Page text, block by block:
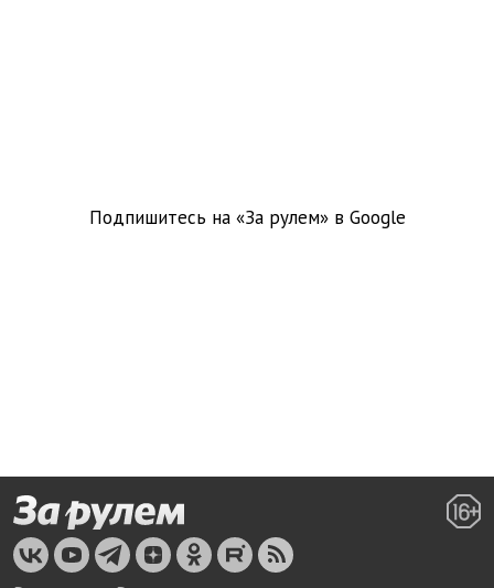
Подпишитесь на «За рулем» в Google